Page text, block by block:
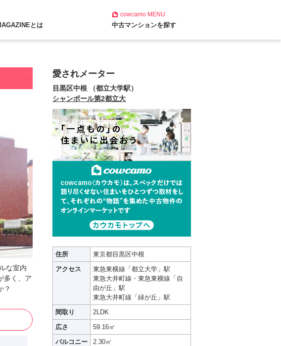
とは
cowcamoMENU
中古マンションを探す
な室内
多く、ア
？
愛されメーター
目黒区中根 （都立大学駅）
シャンボール第2都立大
住所
東京都目黒区中根
アクセス
東急東横線「都立大学」駅
東急大井町線・東急東横線「自
由が丘」駅
東急大井町線「緑が丘」駅
間取り
2LDK
広さ
59.16㎡
バルコニー
2.30㎡